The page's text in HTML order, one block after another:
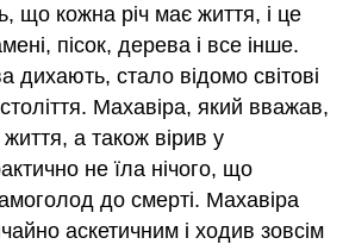
що кожна річ має життя, і це
пісок, дерева і все інше.
стало відомо світові
Махавіра, який вважав,
а також вірив у
не їла нічого, що
до смерті. Махавіра
аскетичним і ходив зовсім